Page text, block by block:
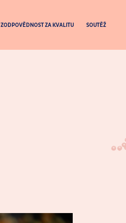
ZODPOVĚDNOST ZA KVALITU SOUTĚŽ